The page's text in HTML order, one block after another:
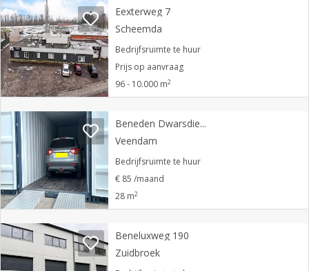
Eexterweg 7
Scheemda
Bedrijfsruimte te huur
Prijs op aanvraag
96 - 10.000 m2
Beneden Dwarsdiep 25 B
Veendam
Bedrijfsruimte te huur
€ 85 /maand
28 m2
Beneluxweg 190
Zuidbroek